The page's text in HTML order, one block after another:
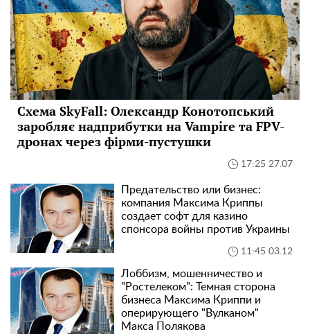
Схема SkyFall: Олександр Конотопський
заробляє надприбутки на Vampire та FPV-
дронах через фірми-пустушки
17:25 27.07
Предательство или бизнес:
компания Максима Криппы
создает софт для казино
спонсора войны против Украины
11:45 03.12
Лоббизм, мошенничество и
"Ростелеком": Темная сторона
бизнеса Максима Криппи и
оперирующего "Вулканом"
Макса Полякова